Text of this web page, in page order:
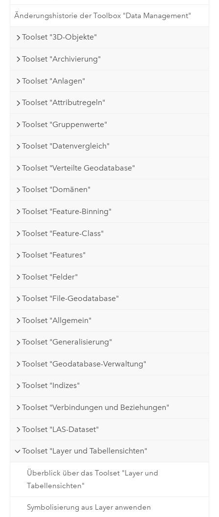
Änderungshistorie der Toolbox "Data Management"
Toolset "3D-Objekte"
Toolset "Archivierung"
Toolset "Anlagen"
Toolset "Attributregeln"
Toolset "Gruppenwerte"
Toolset "Datenvergleich"
Toolset "Verteilte Geodatabase"
Toolset "Domänen"
Toolset "Feature-Binning"
Toolset "Feature-Class"
Toolset "Features"
Toolset "Felder"
Toolset "File-Geodatabase"
Toolset "Allgemein"
Toolset "Generalisierung"
Toolset "Geodatabase-Verwaltung"
Toolset "Indizes"
Toolset "Verbindungen und Beziehungen"
Toolset "LAS-Dataset"
Toolset "Layer und Tabellensichten"
Überblick über das Toolset "Layer und
Tabellensichten"
Symbolisierung aus Layer anwenden